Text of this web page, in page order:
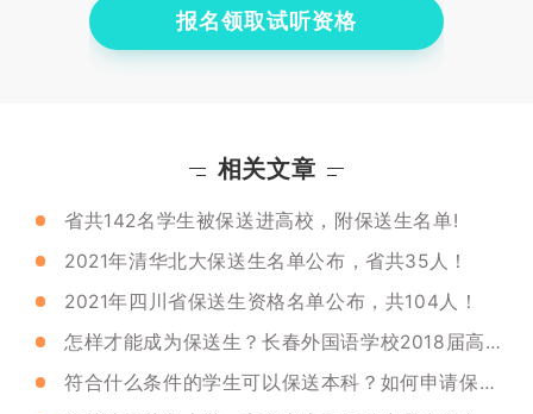
报名领取试听资格
相关文章
省共142名学生被保送进高校，附保送生名单!
2021年清华北大保送生名单公布，省共35人！
2021年四川省保送生资格名单公布，共104人！
怎样才能成为保送生？长春外国语学校2018届高三分享工作方案告诉你！
符合什么条件的学生可以保送本科？如何申请保送资格呢？